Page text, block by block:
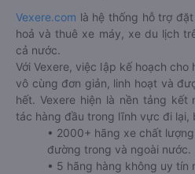
Vexere.com là hệ thống hỗ trợ
hoả và thuê xe máy, xe du lịch
cả nước.
Với Vexere, việc lập kế hoạch
vô cùng đơn giản, linh hoạt và
hết. Vexere hiện là nền tảng kết
tác hàng đầu trong lĩnh vực đi lại,
• 2000+ hãng xe chất
đường trong và ngoài nước.
• 5 hãng hàng không uy tín